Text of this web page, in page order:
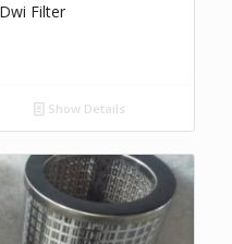
Filter
Show Details